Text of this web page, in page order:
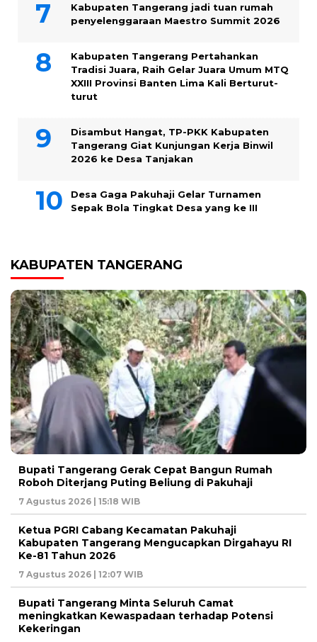
Kabupaten Tangerang jadi tuan rumah
penyelenggaraan Maestro Summit 2026
Kabupaten Tangerang Pertahankan
Tradisi Juara, Raih Gelar Juara Umum MTQ
XXIII Provinsi Banten Lima Kali Berturut-
turut
Disambut Hangat, TP-PKK Kabupaten
Tangerang Giat Kunjungan Kerja Binwil
2026 ke Desa Tanjakan
Desa Gaga Pakuhaji Gelar Turnamen
Sepak Bola Tingkat Desa yang ke III
KABUPATEN TANGERANG
Bupati Tangerang Gerak Cepat Bangun Rumah
Roboh Diterjang Puting Beliung di Pakuhaji
7 Agustus 2026 | 15:18 WIB
Ketua PGRI Cabang Kecamatan Pakuhaji
Kabupaten Tangerang Mengucapkan Dirgahayu RI
Ke-81 Tahun 2026
7 Agustus 2026 | 12:07 WIB
Bupati Tangerang Minta Seluruh Camat
meningkatkan Kewaspadaan terhadap Potensi
Kekeringan